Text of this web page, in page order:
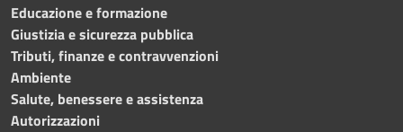
Educazione e formazione
Giustizia e sicurezza pubblica
Tributi, finanze e contravvenzioni
Ambiente
Salute, benessere e assistenza
Autorizzazioni